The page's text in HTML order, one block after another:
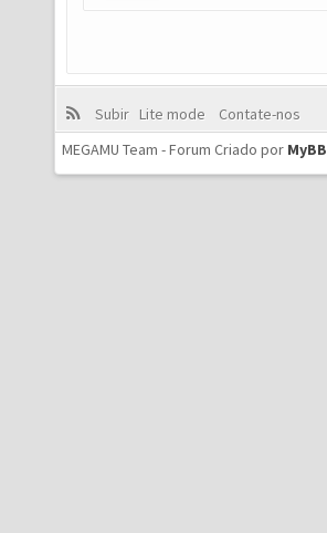
Subir Lite mode
Contate-nos
MEGAMU Team - Forum Criado por MyBB